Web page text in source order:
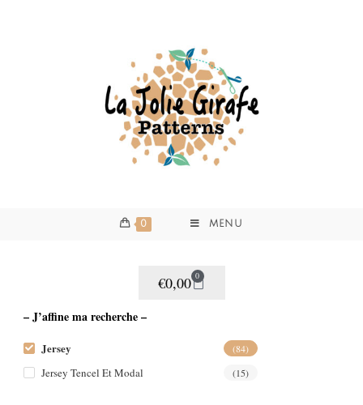
0 MENU
€0,00 0
– J’affine ma recherche –
Jersey (84)
Jersey Tencel Et Modal (15)